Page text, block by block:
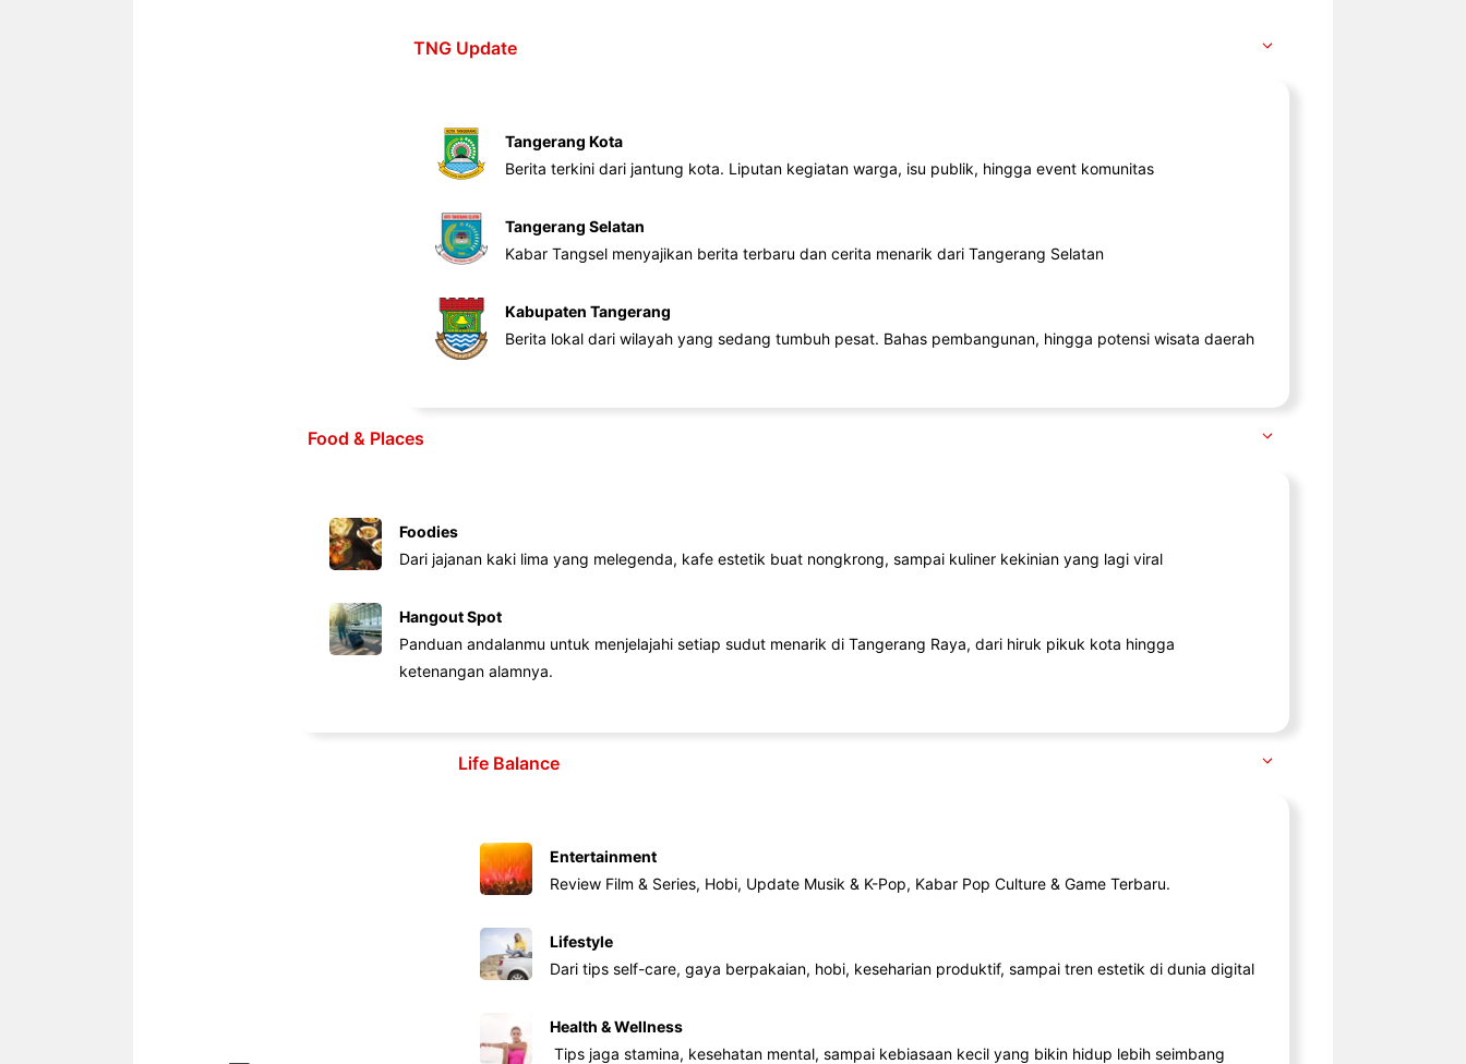
TNG Update
Tangerang Kota
Berita terkini dari jantung kota. Liputan kegiatan warga, isu publik, hingga event komunitas
Tangerang Selatan
Kabar Tangsel menyajikan berita terbaru dan cerita menarik dari Tangerang Selatan
Kabupaten Tangerang
Berita lokal dari wilayah yang sedang tumbuh pesat. Bahas pembangunan, hingga potensi wisata daerah
Food & Places
Foodies
Dari jajanan kaki lima yang melegenda, kafe estetik buat nongkrong, sampai kuliner kekinian yang lagi viral
Hangout Spot
Panduan andalanmu untuk menjelajahi setiap sudut menarik di Tangerang Raya, dari hiruk pikuk kota hingga
ketenangan alamnya.
Life Balance
Entertainment
Review Film & Series, Hobi, Update Musik & K-Pop, Kabar Pop Culture & Game Terbaru.
Lifestyle
Dari tips self-care, gaya berpakaian, hobi, keseharian produktif, sampai tren estetik di dunia digital
Health & Wellness
Tips jaga stamina, kesehatan mental, sampai kebiasaan kecil yang bikin hidup lebih seimbang